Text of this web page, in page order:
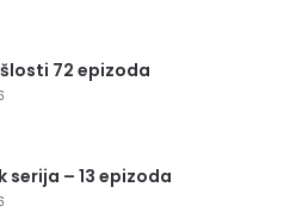
72 epizoda
serija – 13 epizoda